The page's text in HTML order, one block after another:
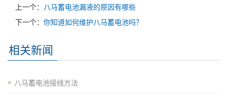
上一个： 八马蓄电池漏液的原因有哪些
下一个： 你知道如何维护八马蓄电池吗？
相关新闻
八马蓄电池接线方法